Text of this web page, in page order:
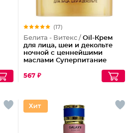
(17)
Белита - Витекс / Oil-Крем
для лица, шеи и декольте
ночной с ценнейшими
маслами Суперпитание
567 ₽